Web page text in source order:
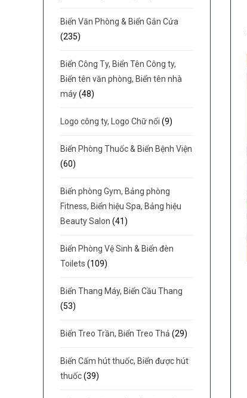
Biển Văn Phòng & Biển Gắn Cửa
(235)
Biển Công Ty, Biển Tên Công ty,
Biển tên văn phòng, Biển tên nhà
máy(48)
Logo công ty, Logo Chữ nổi (9)
Biển Phòng Thuốc & Biển Bệnh Viện
(60)
Biển phòng Gym, Bảng phòng
Fitness, Biển hiệu Spa, Bảng hiệu
Beauty Salon (41)
Biển Phòng Vệ Sinh & Biển đèn
Toilets (109)
Biển Thang Máy, Biển Cầu Thang
(53)
Biển Treo Trần, Biển Treo Thả (29)
Biển Cấm hút thuốc, Biển được hút
thuốc(39)